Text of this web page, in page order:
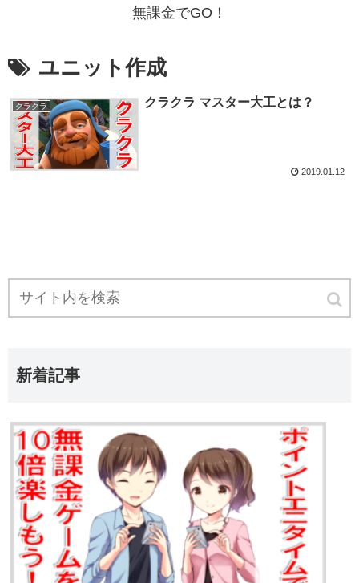
無課金でGO！
ユニット作成
クラクラ クラクラ マスター大工とは？
2019.01.12
新着記事